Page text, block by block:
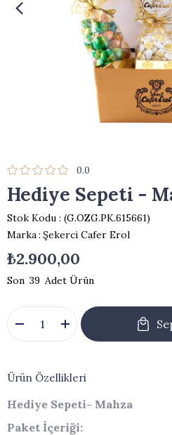
0.0
Hediye Sepeti -
Stok Kodu
(G.OZG.PK.615661)
Marka: Şekerci Cafer Erol
₺2.900,00
39
Ürün Özellikleri
Hediye Sepeti- Mahza
Paket İçeriği: